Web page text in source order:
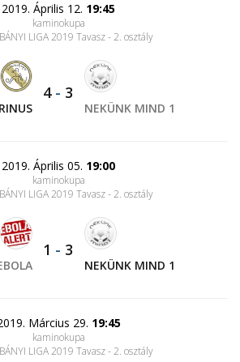
2019. Április 12. 19:45
kaminokupa
LIGA 2019 Tavasz - 2. osztály
4- 3
NEKÜNK MIND 1
2019. Április 05. 19:00
kaminokupa
LIGA 2019 Tavasz - 2. osztály
1 - 3
NEKÜNK MIND 1
Március 29. 19:45
kaminokupa
LIGA 2019 Tavasz - 2. osztály